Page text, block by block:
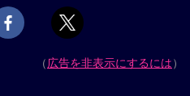
（広告を非表示にするには）